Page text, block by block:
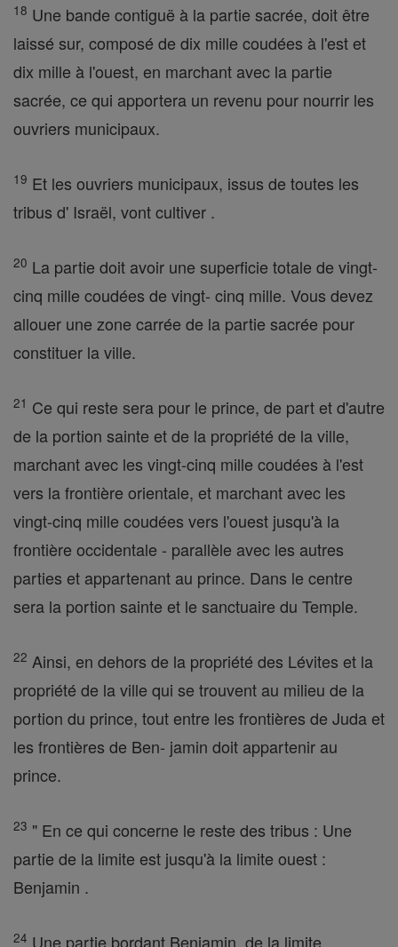
18 Une bande contiguë à la partie sacrée, doit être
laissé sur, composé de dix mille coudées à l'est et
dix mille à l'ouest, en marchant avec la partie
sacrée, ce qui apportera un revenu pour nourrir les
ouvriers municipaux.
19 Et les ouvriers municipaux, issus de toutes les
tribus d' Israël, vont cultiver .
20 La partie doit avoir une superficie totale de vingt-
cinq mille coudées de vingt- cinq mille. Vous devez
allouer une zone carrée de la partie sacrée pour
constituer la ville.
21 Ce qui reste sera pour le prince, de part et d'autre
de la portion sainte et de la propriété de la ville,
marchant avec les vingt-cinq mille coudées à l'est
vers la frontière orientale, et marchant avec les
vingt-cinq mille coudées vers l'ouest jusqu'à la
frontière occidentale - parallèle avec les autres
parties et appartenant au prince. Dans le centre
sera la portion sainte et le sanctuaire du Temple.
22 Ainsi, en dehors de la propriété des Lévites et la
propriété de la ville qui se trouvent au milieu de la
portion du prince, tout entre les frontières de Juda et
les frontières de Ben- jamin doit appartenir au
prince.
23 " En ce qui concerne le reste des tribus : Une
partie de la limite est jusqu'à la limite ouest :
Benjamin .
24 Une partie bordant Benjamin, de la limite